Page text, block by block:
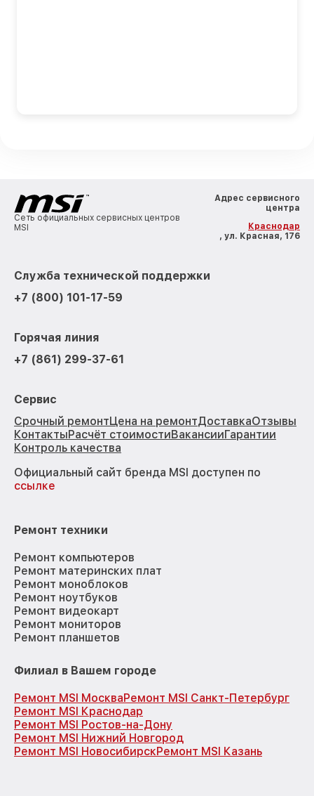
Сеть официальных сервисных центров
MSI
Адрес сервисного
центра
Краснодар
, ул. Красная, 176
Служба технической поддержки
+7 (800) 101-17-59
Горячая линия
+7 (861) 299-37-61
Сервис
Срочный ремонтЦена на ремонтДоставкаОтзывы
КонтактыРасчёт стоимостиВакансииГарантии
Контроль качества
Официальный сайт бренда MSI доступен по
ссылке
Ремонт техники
Ремонт компьютеров
Ремонт материнских плат
Ремонт моноблоков
Ремонт ноутбуков
Ремонт видеокарт
Ремонт мониторов
Ремонт планшетов
Филиал в Вашем городе
Ремонт MSI МоскваРемонт MSI Санкт-Петербург
Ремонт MSI Краснодар
Ремонт MSI Ростов-на-Дону
Ремонт MSI Нижний Новгород
Ремонт MSI НовосибирскРемонт MSI Казань